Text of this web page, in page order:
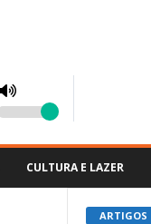
CULTURA E LAZER
ARTIGOS